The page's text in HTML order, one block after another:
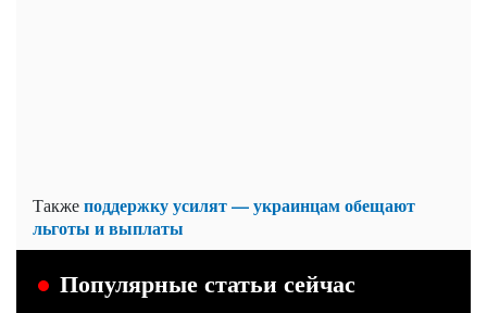
Такжеподдержку усилят — украинцам обещают
льготы и выплаты
Популярные статьи сейчас